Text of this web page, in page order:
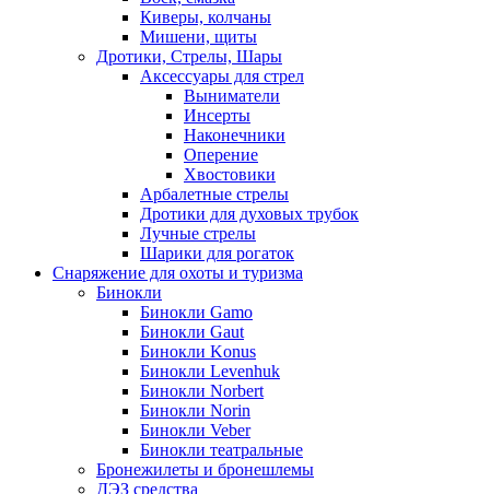
Киверы, колчаны
Мишени, щиты
Дротики, Стрелы, Шары
Аксессуары для стрел
Выниматели
Инсерты
Наконечники
Оперение
Хвостовики
Арбалетные стрелы
Дротики для духовых трубок
Лучные стрелы
Шарики для рогаток
Снаряжение для охоты и туризма
Бинокли
Бинокли Gamo
Бинокли Gaut
Бинокли Konus
Бинокли Levenhuk
Бинокли Norbert
Бинокли Norin
Бинокли Veber
Бинокли театральные
Бронежилеты и бронешлемы
ДЭЗ средства